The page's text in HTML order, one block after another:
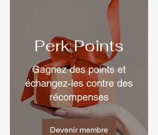
Perk Points
Gagnez des points et
échangez-les contre des
récompenses
Devenir membre